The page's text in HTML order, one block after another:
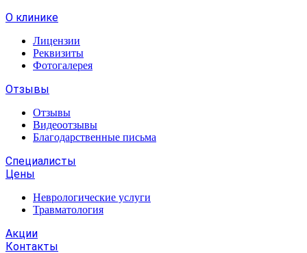
О клинике
Лицензии
Реквизиты
Фотогалерея
Отзывы
Отзывы
Видеоотзывы
Благодарственные письма
Специалисты
Цены
Неврологические услуги
Травматология
Акции
Контакты